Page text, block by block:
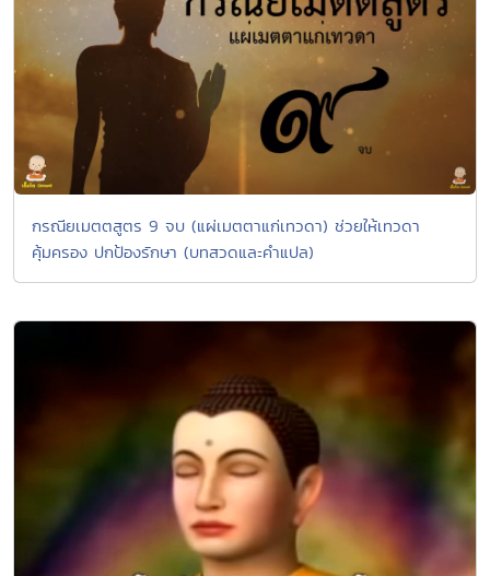
กรณียเมตตสูตร 9 จบ (แผ่เมตตาแก่เทวดา) ช่วยให้เทวดา
คุ้มครอง ปกป้องรักษา (บทสวดและคำแปล)